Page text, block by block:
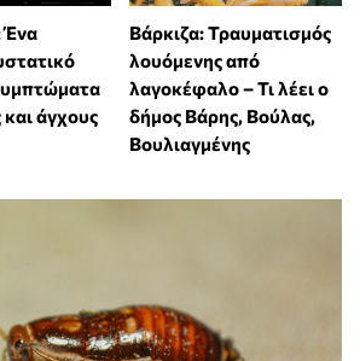
Ένα
άγχους
Βάρκιζα: Τραυματισμός
λουόμενης από
λαγοκέφαλο – Τι λέει ο
δήμος Βάρης, Βούλας,
Βουλιαγμένης